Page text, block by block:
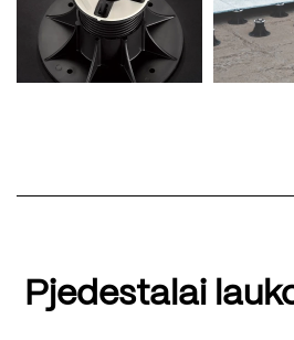
Pjedestalai